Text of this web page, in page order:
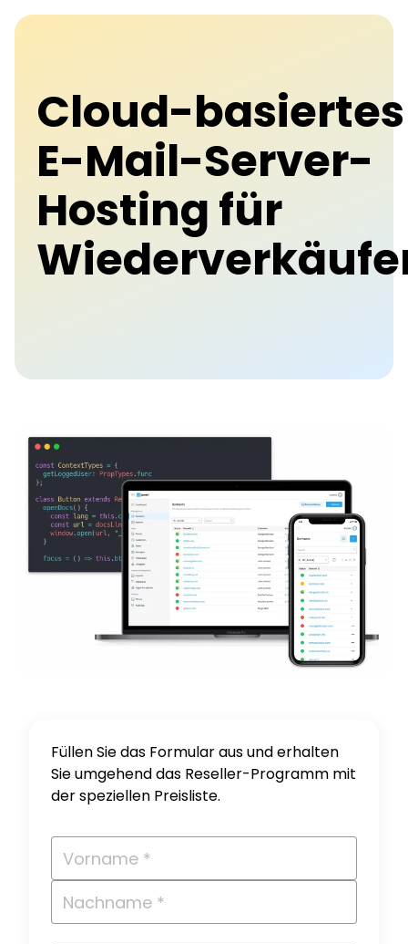
Cloud-basiertes
E-Mail-Server-
Hosting für
Füllen Sie das Formular aus und erhalten
Sie umgehend das Reseller-Programm mit
der speziellen Preisliste.